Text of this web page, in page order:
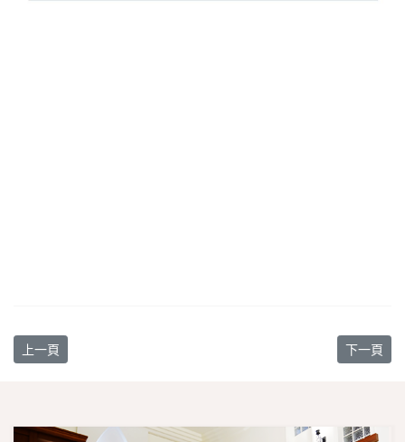
上一篇文章: 【教界消息】私立淡江高級中學107年校運會
上一頁 下一篇文
下一頁